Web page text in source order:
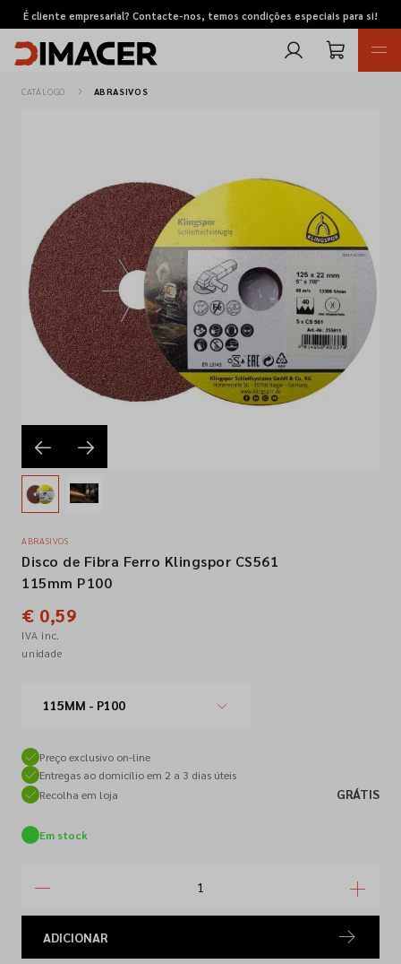
É cliente empresarial? Contacte-nos, temos condições especiais para si!
Retomas
Pedidos de cotação
Marcas
Favoritos
Empresa
Contactos
Siga-nos nas redes sociais
CATÁLOGO ABRASIVOS
ABRASIVOS
Disco de Fibra Ferro Klingspor CS561
115mm P100
€ 0,59
IVA inc.
unidade
115MM - P100
Preço exclusivo on-line
Entregas ao domicílio em 2 a 3 dias úteis
Recolha em loja
GRÁTIS
Em stock
ADICIONAR